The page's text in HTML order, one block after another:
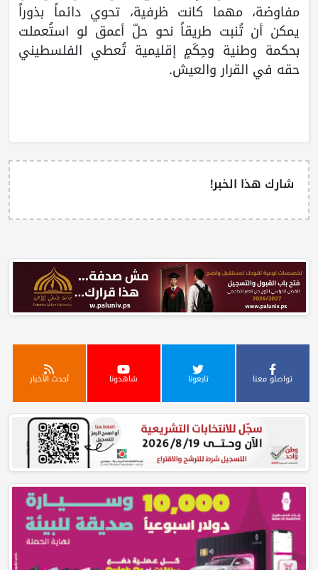
مفاوضة، مهما كانت ظرفية، تحوي دائماً بذوراً
يمكن أن تُنبت طريقاً نحو حلّ أعمق لو استُعملت
بحكمة وطنية وحِكَمٍ إقليمية تُعطي الفلسطيني
حقه في القرار والعيش.
شارك هذا الخبر!
تواصلو معنا تابعونا شاهدونا أحدث الأخبار